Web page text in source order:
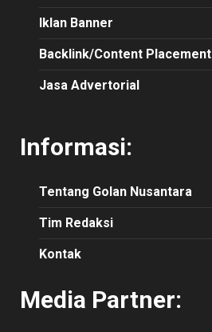
Iklan Banner
Backlink/Content Placement
Jasa Advertorial
Informasi:
Tentang Golan Nusantara
Tim Redaksi
Kontak
Media Partner: